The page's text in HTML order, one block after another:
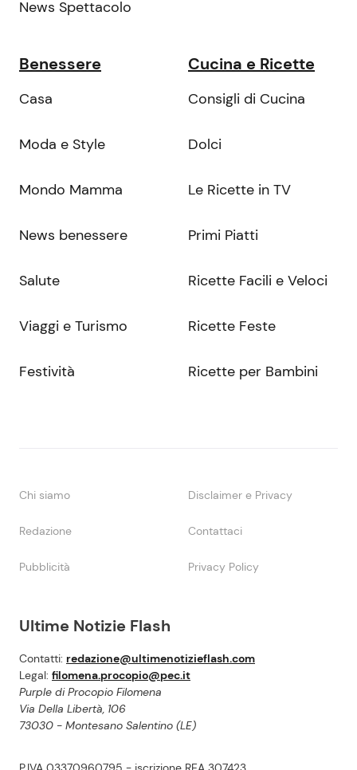
Ultime Notizie Flash
Contatti: redazione@ultimenotizieflash.com
Legal: filomena.procopio@pec.it
Purple di Procopio Filomena
Via Della Libertà, 106
73030 - Montesano Salentino (LE)
News Spettacolo
Benessere
Casa
Moda e Style
Mondo Mamma
News benessere
Salute
Viaggi e Turismo
Festività
Cucina e Ricette
Consigli di Cucina
Dolci
Le Ricette in TV
Primi Piatti
Ricette Facili e Veloci
Ricette Feste
Ricette per Bambini
Chi siamo Disclaimer e Privacy
Redazione Contattaci
Pubblicità Privacy Policy